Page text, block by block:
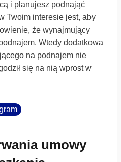
i planujesz podnająć
Twoim interesie jest, aby
że wynajmujący
Wtedy dodatkowa
na podnajem nie
się na nią wprost w
umowy